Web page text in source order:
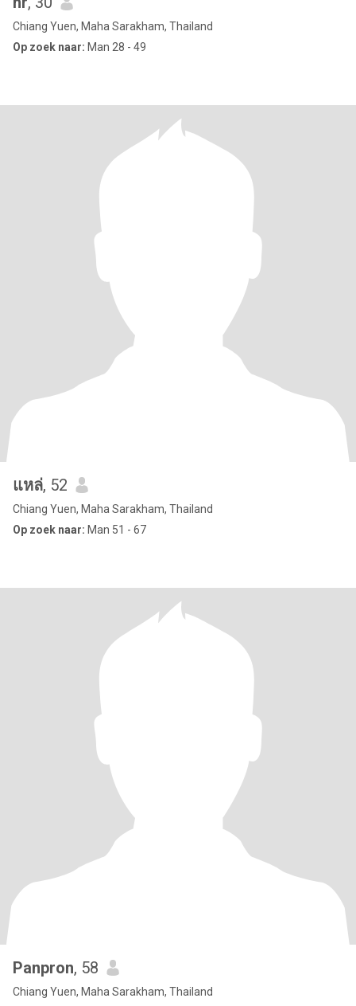
Chiang Yuen, Maha Sarakham, Thailand
Op zoek naar: Man 28 - 49
แหล่, 52
Chiang Yuen, Maha Sarakham, Thailand
Op zoek naar: Man 51 - 67
Panpron, 58
Chiang Yuen, Maha Sarakham, Thailand